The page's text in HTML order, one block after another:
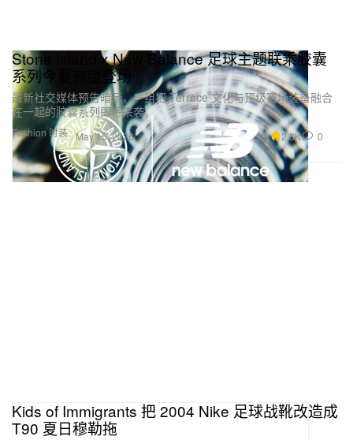
Fashion 时装
Stone Island x New Balance 足球主题联乘胶囊
系列今夏有望登场
最新社交媒体预告暗示，一组把 Terrace 文化与顶级赛场装备融合
在一起的胶囊系列即将来袭。
May 15, 2026 2.8K 0
Kids of Immigrants 把 2004 Nike 足球战靴改造成
T90 夏日穆勒拖